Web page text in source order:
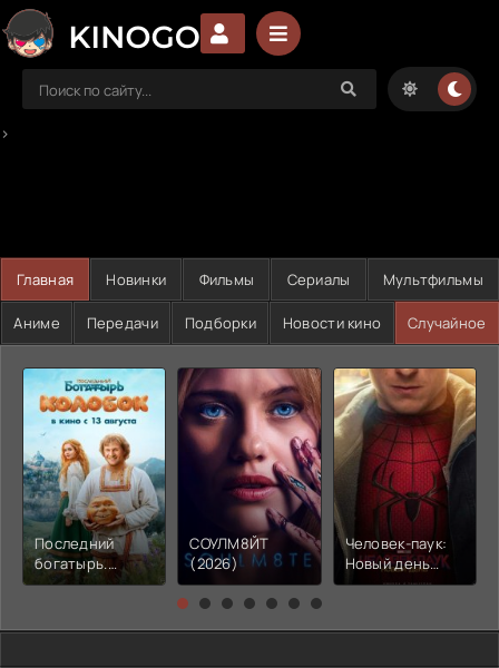
>
Главная Новинки Фильмы Сериалы Мультфильмы
Аниме Передачи Подборки Новости кино Случайное
Последний
богатырь.
Колобок (2026)
СОУЛМ8ЙТ
(2026)
Человек-паук:
Новый день
(2026)